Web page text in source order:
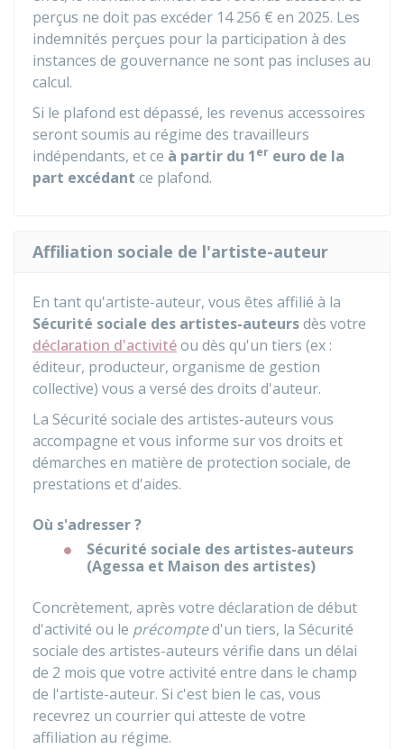
perçus ne doit pas excéder 14 256 € en 2025. Les
indemnités perçues pour la participation à des
instances de gouvernance ne sont pas incluses au
calcul.
Si le plafond est dépassé, les revenus accessoires
seront soumis au régime des travailleurs
indépendants, et ce à partir du 1er euro de la
part excédant ce plafond.
Affiliation sociale de l'artiste-auteur
En tant qu'artiste-auteur, vous êtes affilié à la
Sécurité sociale des artistes-auteursdès votre
déclaration d'activitéou dès qu'un tiers (ex :
éditeur, producteur, organisme de gestion
collective) vous a versé des droits d'auteur.
La Sécurité sociale des artistes-auteurs vous
accompagne et vous informe sur vos droits et
démarches en matière de protection sociale, de
prestations et d'aides.
Où s'adresser ?
Sécurité sociale des artistes-auteurs
(Agessa et Maison des artistes)
Concrètement, après votre déclaration de début
d'activité ou le précompted'un tiers, la Sécurité
sociale des artistes-auteurs vérifie dans un délai
de 2 mois que votre activité entre dans le champ
de l'artiste-auteur. Si c'est bien le cas, vous
recevrez un courrier qui atteste de votre
affiliation au régime.